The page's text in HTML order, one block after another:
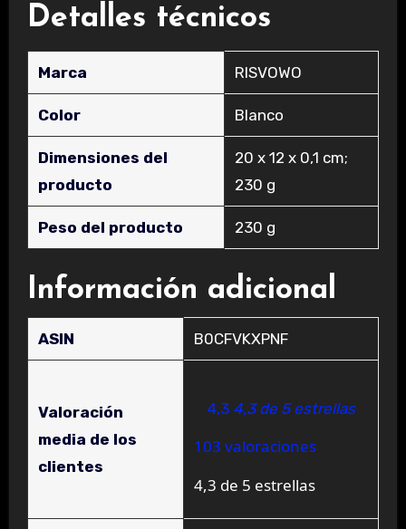
Detalles técnicos
Marca ‎RISVOWO
Color ‎Blanco
Dimensiones del
producto
‎20 x 12 x 0,1 cm;
230 g
Peso del producto ‎230 g
Información adicional
ASIN B0CFVKXPNF
Valoración
media de los
clientes
4,3 4,3 de 5 estrellas
103 valoraciones
4,3 de 5 estrellas